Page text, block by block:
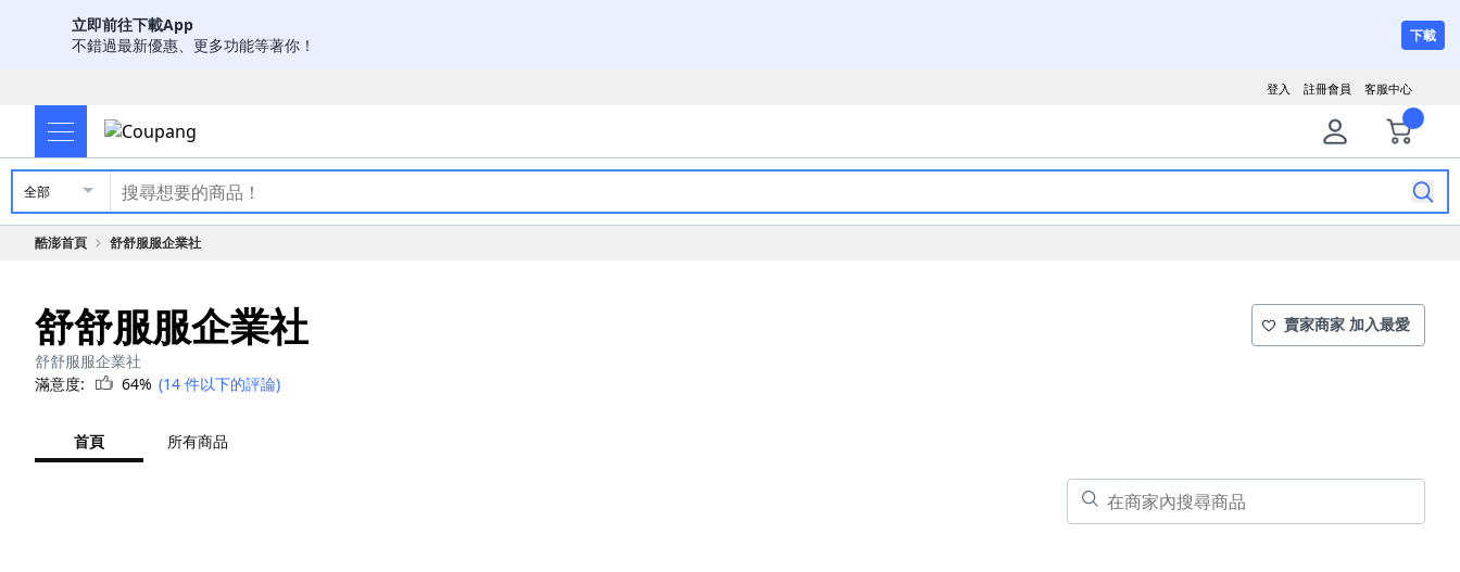
立即前往下載App
不錯過最新優惠、更多功能等著你！
下載
客服中心
註冊會員
登入
全部
酷澎首頁 舒舒服服企業社
舒舒服服企業社
舒舒服服企業社
滿意度:
64% (14 件以下的評論)
賣家商家 加入最愛
首頁 所有商品